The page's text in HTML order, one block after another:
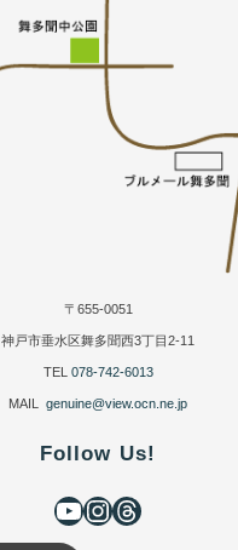
〒655-0051
神戸市垂水区舞多聞西3丁目2-11
TEL 078-742-6013
MAIL genuine@view.ocn.ne.jp
Follow Us!